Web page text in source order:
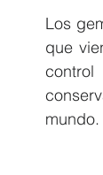
Los
que
mundo.